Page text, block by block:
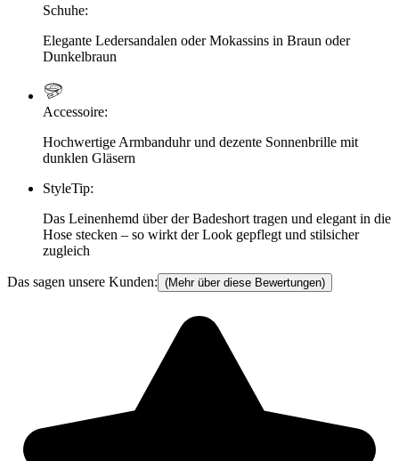
Schuhe:
Elegante Ledersandalen oder Mokassins in Braun oder
Dunkelbraun
Accessoire:
Hochwertige Armbanduhr und dezente Sonnenbrille mit
dunklen Gläsern
StyleTip:
Das Leinenhemd über der Badeshort tragen und elegant in die
Hose stecken – so wirkt der Look gepflegt und stilsicher
zugleich
Das sagen unsere Kunden: (Mehr über diese Bewertungen)